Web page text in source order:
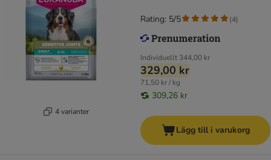
4 varianter
Individuellt 344,00 kr
329,00 kr
71,50 kr / kg
309,26 kr
Rating: 5/5 (4)
Lägg till i varukorg